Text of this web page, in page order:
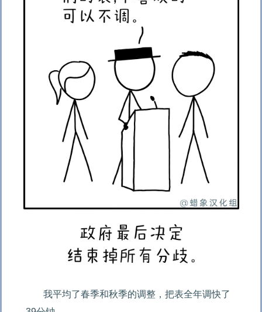
我平均了春季和秋季的调整，把表全年调快了